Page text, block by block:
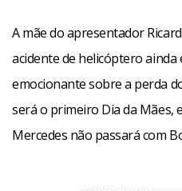
A mãe do apresentador
acidente de helicóptero
emocionante sobre a perda
será o primeiro Dia da Mães,
Mercedes não passará com